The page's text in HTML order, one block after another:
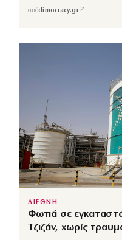
απόdimocracy.gr↗
ΔΙΕΘΝΗ
Φωτιά σε
Τζιζάν, χωρίς